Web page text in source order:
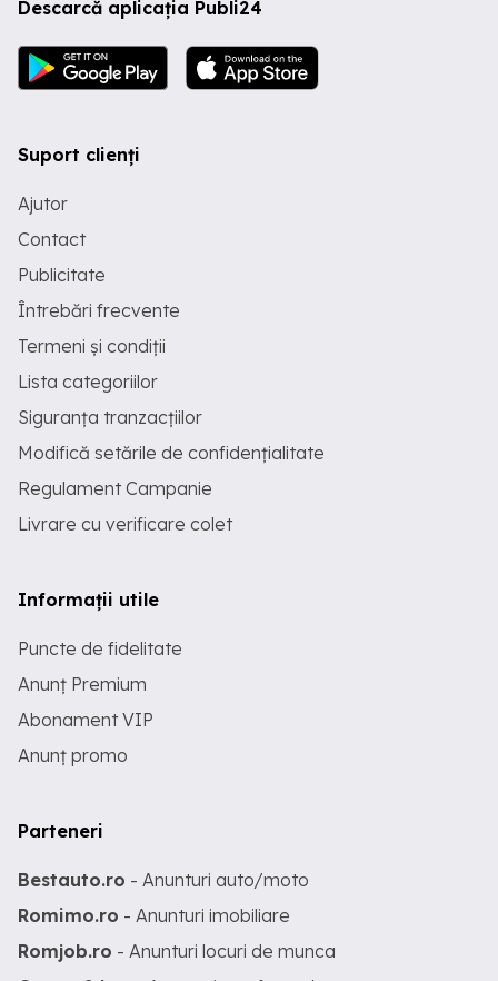
Descarcă aplicația Publi24
Suport clienți
Ajutor
Contact
Publicitate
Întrebări frecvente
Termeni și condiții
Lista categoriilor
Siguranța tranzacțiilor
Modifică setările de confidențialitate
Regulament Campanie
Livrare cu verificare colet
Informații utile
Puncte de fidelitate
Anunț Premium
Abonament VIP
Anunț promo
Parteneri
Bestauto.ro - Anunturi auto/moto
Romimo.ro - Anunturi imobiliare
Romjob.ro - Anunturi locuri de munca